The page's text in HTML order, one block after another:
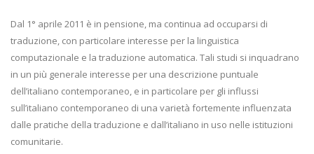
Dal 1° aprile 2011 è in pensione, ma continua ad occuparsi di
traduzione, con particolare interesse per la linguistica
computazionale e la traduzione automatica. Tali studi si inquadrano
in un più generale interesse per una descrizione puntuale
dell’italiano contemporaneo, e in particolare per gli influssi
sull’italiano contemporaneo di una varietà fortemente influenzata
dalle pratiche della traduzione e dall’italiano in uso nelle istituzioni
comunitarie.